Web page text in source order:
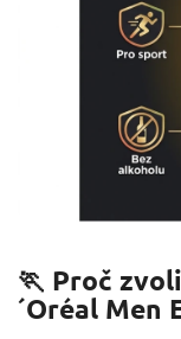
🏃 Proč
´Oréal Men